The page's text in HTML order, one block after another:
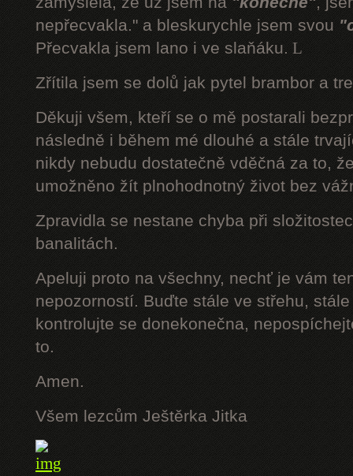
nepřecvakla." a bleskurychle jsem svou
Přecvakla jsem lano i ve slaňáku. L
Zřítila jsem se dolů jak pytel brambor a
Děkuji všem, kteří se o mě postarali
následně i během mé dlouhé a stále
nikdy nebudu dostatečně vděčná za to,
umožněno žít plnohodnotný život bez
Zpravidla se nestane chyba při
banalitách.
Apeluji proto na všechny, nechť je vám
nepozorností. Buďte stále ve střehu,
kontrolujte se donekonečna,
to.
Amen.
Všem lezcům Ještěrka Jitka